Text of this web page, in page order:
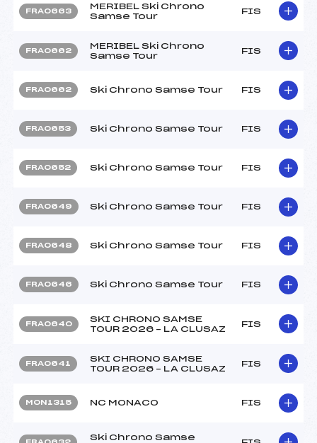
FRA0663
MERIBEL Ski Chrono
Samse Tour
FIS
FRA0662
MERIBEL Ski Chrono
Samse Tour
FIS
FRA0662 Ski Chrono Samse Tour FIS
FRA0653 Ski Chrono Samse Tour FIS
FRA0652 Ski Chrono Samse Tour FIS
FRA0649 Ski Chrono Samse Tour FIS
FRA0648 Ski Chrono Samse Tour FIS
FRA0646 Ski Chrono Samse Tour FIS
FRA0640
SKI CHRONO SAMSE
TOUR 2026 – LA CLUSAZ
FIS
FRA0641
SKI CHRONO SAMSE
TOUR 2026 – LA CLUSAZ
FIS
MON1315 NC MONACO FIS
Ski Chrono Samse